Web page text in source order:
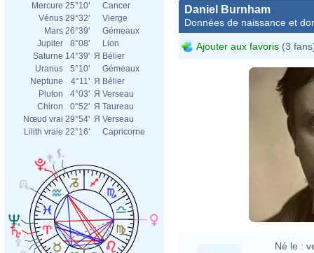
Mercure 25°10'
Cancer
Vénus 29°32'
Vierge
Mars 26°39'
Gémeaux
Jupiter
8°08'
Lion
Saturne 14°39' Я Bélier
Uranus
5°10'
Gémeaux
Neptune
4°11' Я Bélier
Pluton
4°03' Я Verseau
Chiron
0°52' Я Taureau
Nœud vrai 29°54' Я Verseau
Lilith vraie 22°16' Capricorne
Daniel Burnham
Données de naissance et
Ajouter aux favoris (3
Né le :